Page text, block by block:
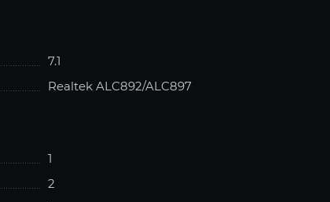
7.1
Realtek ALC892/ALC897
1
2